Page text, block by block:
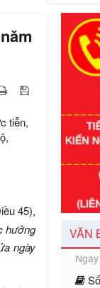
tiễn,
45),
hưởng
ngày
VĂN
Tên:
Tên:
vực